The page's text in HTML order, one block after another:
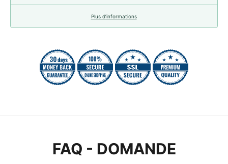
Plus d’informations
FAQ - DOMANDE